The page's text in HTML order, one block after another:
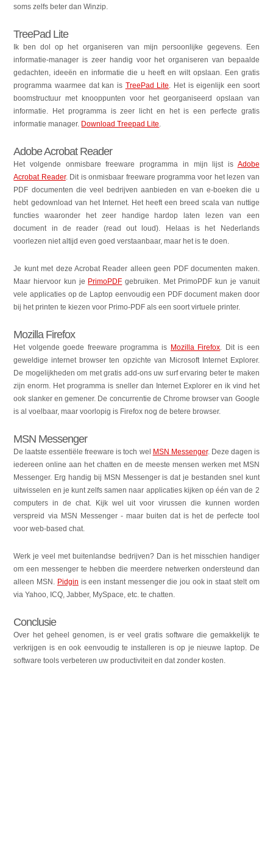
soms zelfs beter dan Winzip.
TreePad Lite
Ik ben dol op het organiseren van mijn persoonlijke gegevens. Een
informatie-manager is zeer handig voor het organiseren van bepaalde
gedachten, ideeën en informatie die u heeft en wilt opslaan. Een gratis
programma waarmee dat kan is TreePad Lite. Het is eigenlijk een soort
boomstructuur met knooppunten voor het georganiseerd opslaan van
informatie. Het programma is zeer licht en het is een perfecte gratis
informatie manager. Download Treepad Lite.
Adobe Acrobat Reader
Het volgende onmisbare freeware programma in mijn lijst is Adobe
Acrobat Reader. Dit is onmisbaar freeware programma voor het lezen van
PDF documenten die veel bedrijven aanbieden en van e-boeken die u
hebt gedownload van het Internet. Het heeft een breed scala van nuttige
functies waaronder het zeer handige hardop laten lezen van een
document in de reader (read out loud). Helaas is het Nederlands
voorlezen niet altijd even goed verstaanbaar, maar het is te doen.
Je kunt met deze Acrobat Reader alleen geen PDF documenten maken.
Maar hiervoor kun je PrimoPDF gebruiken. Met PrimoPDF kun je vanuit
vele applicaties op de Laptop eenvoudig een PDF document maken door
bij het printen te kiezen voor Primo-PDF als een soort virtuele printer.
Mozilla Firefox
Het volgende goede freeware programma is Mozilla Firefox. Dit is een
geweldige internet browser ten opzichte van Microsoft Internet Explorer.
De mogelijkheden om met gratis add-ons uw surf ervaring beter te maken
zijn enorm. Het programma is sneller dan Internet Explorer en ik vind het
ook slanker en gemener. De concurrentie de Chrome browser van Google
is al voelbaar, maar voorlopig is Firefox nog de betere browser.
MSN Messenger
De laatste essentiële freeware is toch wel MSN Messenger. Deze dagen is
iedereen online aan het chatten en de meeste mensen werken met MSN
Messenger. Erg handig bij MSN Messenger is dat je bestanden snel kunt
uitwisselen en je kunt zelfs samen naar applicaties kijken op één van de 2
computers in de chat. Kijk wel uit voor virussen die kunnen worden
verspreid via MSN Messenger - maar buiten dat is het de perfecte tool
voor web-based chat.
Werk je veel met buitenlandse bedrijven? Dan is het misschien handiger
om een messenger te hebben die meerdere netwerken ondersteund dan
alleen MSN. Pidgin is een instant messenger die jou ook in staat stelt om
via Yahoo, ICQ, Jabber, MySpace, etc. te chatten.
Conclusie
Over het geheel genomen, is er veel gratis software die gemakkelijk te
verkrijgen is en ook eenvoudig te installeren is op je nieuwe laptop. De
software tools verbeteren uw productiviteit en dat zonder kosten.